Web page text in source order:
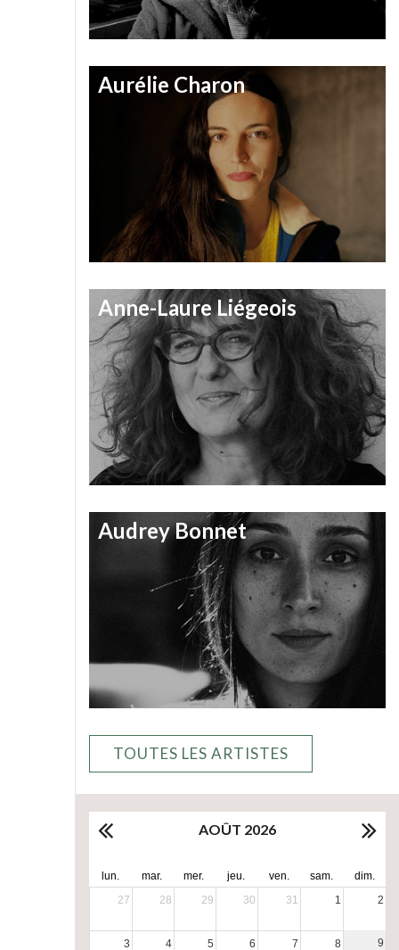
Aurélie Charon
Anne-Laure Liégeois
Audrey Bonnet
TOUTES LES ARTISTES
AOÛT 2026
lun. mar. mer. jeu. ven. sam.
dim.
27
28 29 30 31 1 2
3 4 5 6 7 8 9